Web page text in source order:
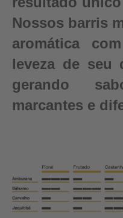
Nossos barris
aromática
leveza de seu
gerando
marcantes e